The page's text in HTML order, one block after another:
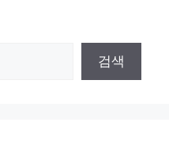
검색